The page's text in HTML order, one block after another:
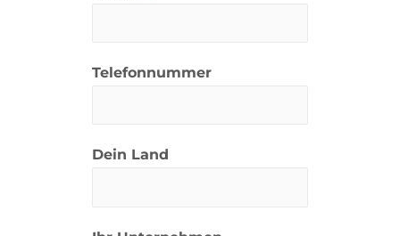
Telefonnummer
Dein Land